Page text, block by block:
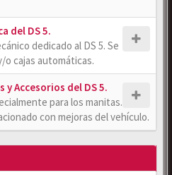
del DS 5.
dedicado al DS 5. Se
o cajas automáticas.
Accesorios del DS 5.
para los manitas.
con mejoras del vehículo.